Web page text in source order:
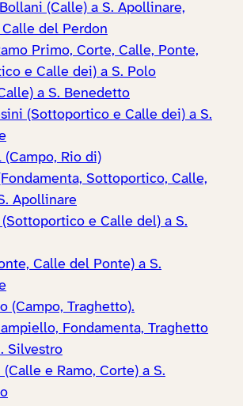
(Calle) a S. Apollinare,
del Perdon
Primo, Corte, Calle, Ponte,
e Calle dei) a S. Polo
a S. Benedetto
(Sottoportico e Calle dei) a S.
(Campo, Rio di)
Sottoportico, Calle,
Apollinare
e Calle del) a S.
Calle del Ponte) a S.
(Campo, Traghetto).
Fondamenta, Traghetto
Silvestro
e Ramo, Corte) a S.